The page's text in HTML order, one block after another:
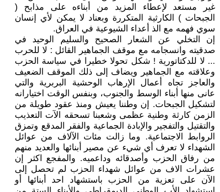
غير مستعد لإعطاء المزيد من أبناءه على مذابح (
الجبحات ) الكارثية المتكررة وبعناد لا يمكن لأي إنسان
سوي فهمه مع الذ أعداء الشيوعية في العراق.
إن التخلي عن الشعار الصحيح والسليم الوحيد في
صدقيته وانسجامه مع موقف الجماهير القائل : لا للحرب
... لا للدكتاتورية ! شكل تحولا خطيرا في سياسة الحزب
وعلاقته مع الجماهير ويضاف إلى ذلك الموقف الضعيف
والعاجز تجاه أعمال الإرهاب الوحشية البربرية والتي
عانى منها أبناء الوسط والجنوب، وبنفس الوقت اختيارانه
لتشكيل الجبحات. إن وطننا يعيش ومنذ عقود طويلة من
الزمن كارثة وطنية عظمى وشعبنا تسحقه الآت التعذيب
والتقتيل والتفجير والإبادة الجماعية والفقر المدقع وتمزق
الروابط الاجتماعية. وما زالت مئات الآلاف من عوائل
الشهداء لا تعرف أي شيء عن مصير أبنائها والعديد منهم
من رفاق الحزب وأصدقائه وداعميه. والمفجع اكثر إن
عشرات الاف من عوائل شهداء الحزب لم تحصل إلى
الآن على تعزية من الحزب باستشهاد احد أبنائها أو